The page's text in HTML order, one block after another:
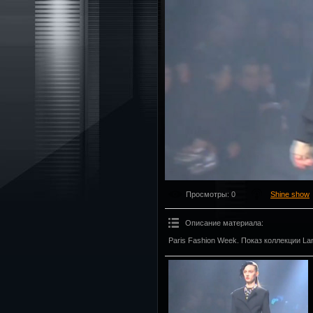
Просмотры: 0 Shine show
Описание материала:
Paris Fashion Week. Показ коллекции